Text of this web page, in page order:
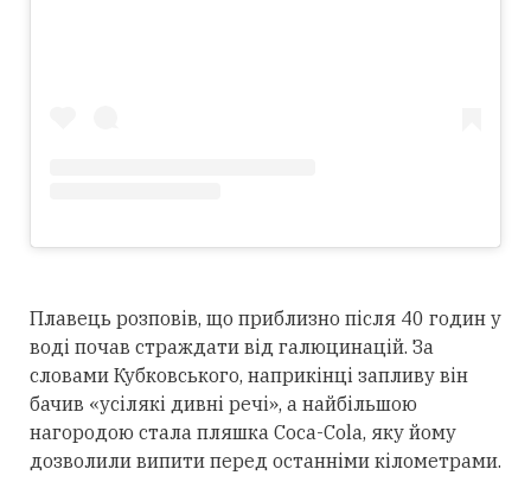
Плавець розповів, що приблизно після 40 годин у
воді почав страждати від галюцинацій. За
словами Кубковського, наприкінці запливу він
бачив «усілякі дивні речі», а найбільшою
нагородою стала пляшка Coca-Cola, яку йому
дозволили випити перед останніми кілометрами.